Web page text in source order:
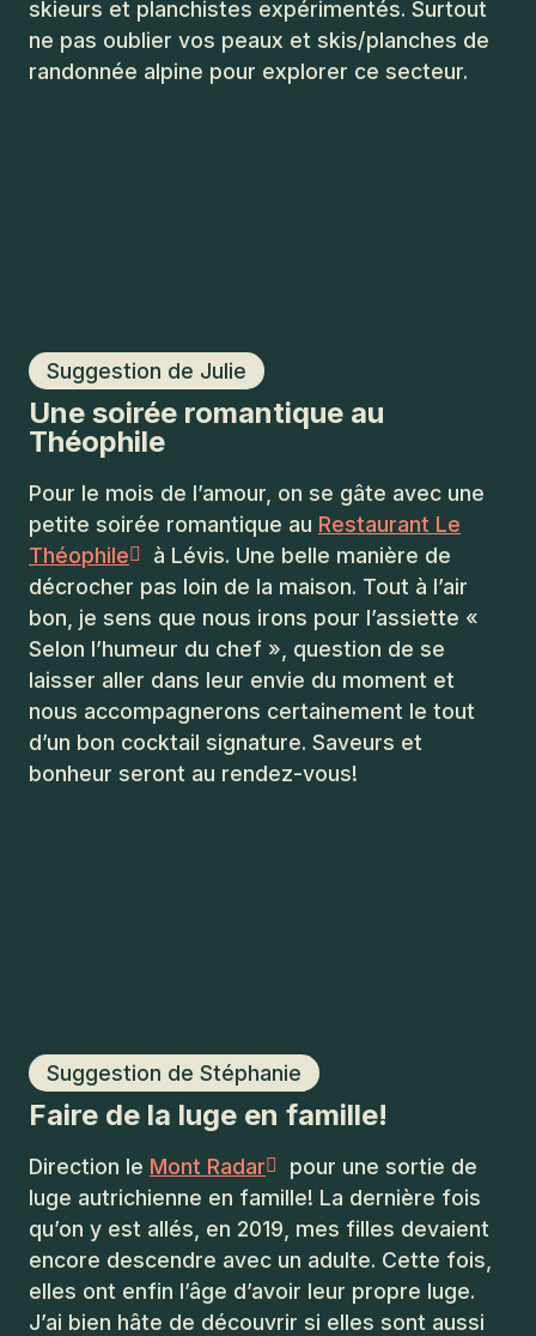
skieurs et planchistes expérimentés. Surtout
ne pas oublier vos peaux et skis/planches de
randonnée alpine pour explorer ce secteur.
Suggestion de Julie
Une soirée romantique au
Théophile
Pour le mois de l’amour, on se gâte avec une
petite soirée romantique au Restaurant Le
Théophile
à Lévis. Une belle manière de
décrocher pas loin de la maison. Tout à l’air
bon, je sens que nous irons pour l’assiette «
Selon l’humeur du chef », question de se
laisser aller dans leur envie du moment et
nous accompagnerons certainement le tout
d’un bon cocktail signature. Saveurs et
bonheur seront au rendez-vous!
Suggestion de Stéphanie
Faire de la luge en famille!
Direction le Mont Radar
pour une sortie de
luge autrichienne en famille! La dernière fois
qu’on y est allés, en 2019, mes filles devaient
encore descendre avec un adulte. Cette fois,
elles ont enfin l’âge d’avoir leur propre luge.
J’ai bien hâte de découvrir si elles sont aussi